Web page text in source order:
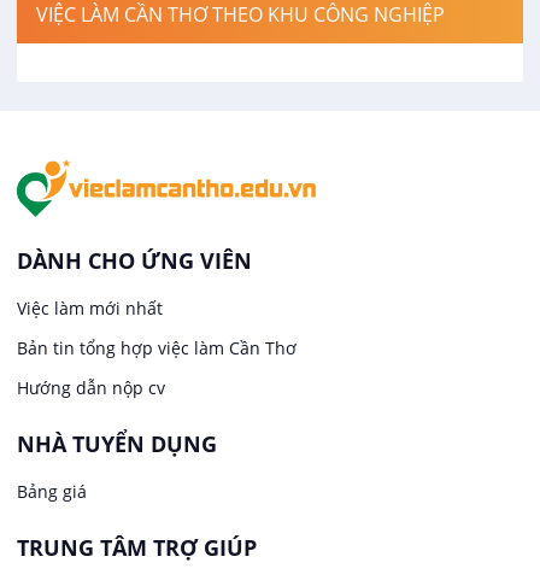
Hàng hải / Hàng không
In ấn / Xuất bản
Kế toán
Lái xe
Lao Động Phổ Thông
Lễ tân
May mặc
Việc làm tại Cái Khế
Việc làm tại An Bình
Việc làm tại Long Tuyền
Việc làm tại Hưng Phú
Việc làm tại Phước Thới
Việc làm tại Thới Long
Việc làm tại Trung Nhất
VIỆC LÀM CẦN THƠ THEO KHU CÔNG NGHIỆP
DÀNH CHO ỨNG VIÊN
Việc làm mới nhất
Bản tin tổng hợp việc làm Cần Thơ
Hướng dẫn nộp cv
NHÀ TUYỂN DỤNG
Bảng giá
TRUNG TÂM TRỢ GIÚP